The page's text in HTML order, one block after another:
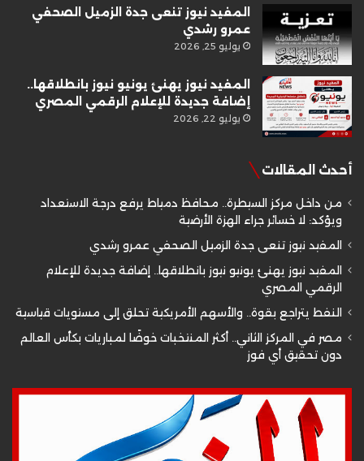
المفيد نيوز تنعى جدة الزميل الصحفي
عمرو رشدي
يوليو 25, 2026
المفيد نيوز يهنئ يونيو نيوز بانطلاقها..
إضافة جديدة للإعلام الرقمي المصري
يوليو 22, 2026
أحدث المقالات
من داخل مركز السيطرة.. محافظ دمياط يرفع درجة الاستعداد
ويؤكد: لا خسائر جراء الهزة الأرضية
المفيد نيوز تنعى جدة الزميل الصحفي عمرو رشدي
المفيد نيوز يهنئ يونيو نيوز بانطلاقها.. إضافة جديدة للإعلام
الرقمي المصري
النفط يتراجع بقوة.. والأسهم الأمريكية تحلق إلى مستويات قياسية
مصر في المركز الثاني.. أكثر المنتخبات خوضًا لمباريات بكأس العالم
دون تحقيق أي فوز